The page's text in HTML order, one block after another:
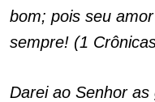
bom; pois seu
sempre! (1
Darei ao Senhor